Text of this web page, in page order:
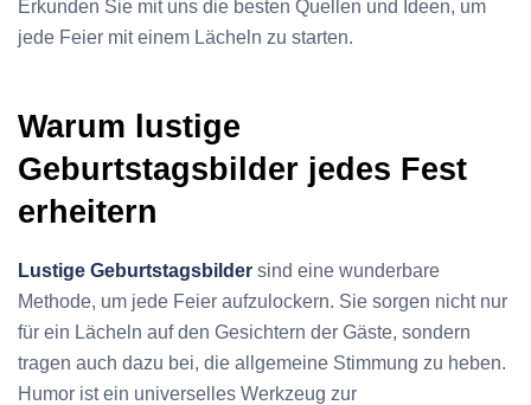
Erkunden Sie mit uns die besten Quellen und Ideen, um
jede Feier mit einem Lächeln zu starten.
Warum lustige
Geburtstagsbilder jedes Fest
erheitern
Lustige Geburtstagsbilder sind eine wunderbare
Methode, um jede Feier aufzulockern. Sie sorgen nicht nur
für ein Lächeln auf den Gesichtern der Gäste, sondern
tragen auch dazu bei, die allgemeine Stimmung zu heben.
Humor ist ein universelles Werkzeug zur